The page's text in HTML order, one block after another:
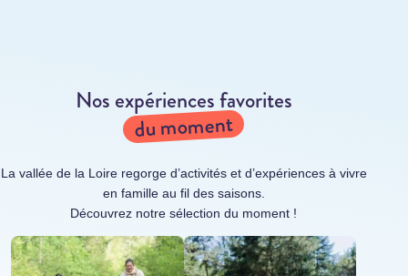
Nos expériences favorites
du moment
La vallée de la Loire regorge d’activités et d’expériences à vivre
en famille au fil des saisons.
Découvrez notre sélection du moment !